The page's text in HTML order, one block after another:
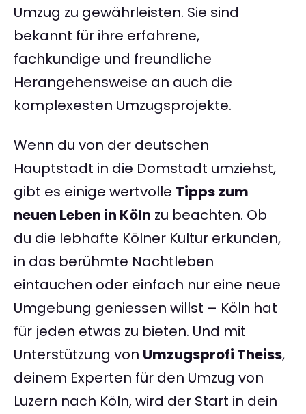
Umzug zu gewährleisten. Sie sind
bekannt für ihre erfahrene,
fachkundige und freundliche
Herangehensweise an auch die
komplexesten Umzugsprojekte.
Wenn du von der deutschen
Hauptstadt in die Domstadt umziehst,
gibt es einige wertvolle Tipps zum
neuen Leben in Köln zu beachten. Ob
du die lebhafte Kölner Kultur erkunden,
in das berühmte Nachtleben
eintauchen oder einfach nur eine neue
Umgebung geniessen willst – Köln hat
für jeden etwas zu bieten. Und mit
Unterstützung von Umzugsprofi Theiss,
deinem Experten für den Umzug von
Luzern nach Köln, wird der Start in dein